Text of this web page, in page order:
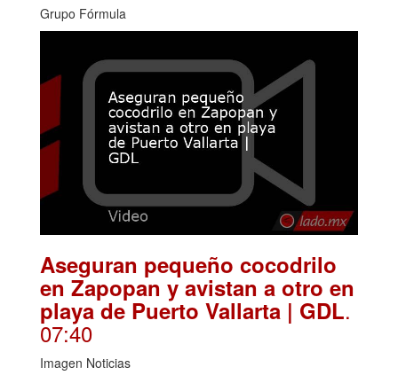
Grupo Fórmula
Aseguran pequeño cocodrilo
en Zapopan y avistan a otro en
playa de Puerto Vallarta | GDL.
07:40
Imagen Noticias